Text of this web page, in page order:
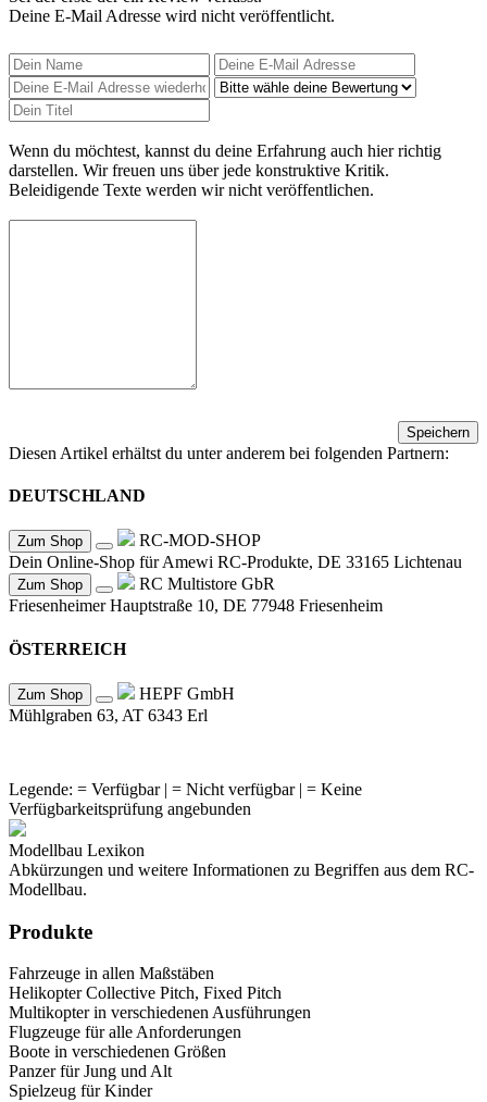
Deine E-Mail Adresse wird nicht veröffentlicht.
Wenn du möchtest, kannst du deine Erfahrung auch hier richtig
darstellen. Wir freuen uns über jede konstruktive Kritik.
Beleidigende Texte werden wir nicht veröffentlichen.
Speichern
Diesen Artikel erhältst du unter anderem bei folgenden Partnern:
DEUTSCHLAND
Zum Shop
RC-MOD-SHOP
Dein Online-Shop für Amewi RC-Produkte, DE 33165 Lichtenau
Zum Shop
RC Multistore GbR
Friesenheimer Hauptstraße 10, DE 77948 Friesenheim
ÖSTERREICH
Zum Shop
HEPF GmbH
Mühlgraben 63, AT 6343 Erl
Legende: = Verfügbar | = Nicht verfügbar | = Keine
Verfügbarkeitsprüfung angebunden
Modellbau Lexikon
Abkürzungen und weitere Informationen zu Begriffen aus dem RC-
Modellbau.
Produkte
Fahrzeuge in allen Maßstäben
Helikopter Collective Pitch, Fixed Pitch
Multikopter in verschiedenen Ausführungen
Flugzeuge für alle Anforderungen
Boote in verschiedenen Größen
Panzer für Jung und Alt
Spielzeug für Kinder